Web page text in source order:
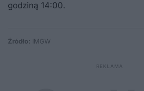
godziną 14:00.
Źródło: IMGW